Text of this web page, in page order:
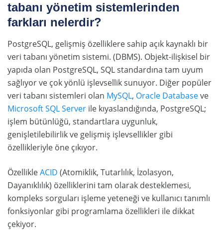
tabanı yönetim sistemlerinden
farkları nelerdir?
PostgreSQL, gelişmiş özelliklere sahip açık kaynaklı bir
veri tabanı yönetim sistemi. (DBMS). Objekt-ilişkisel bir
yapıda olan PostgreSQL, SQL standardına tam uyum
sağlıyor ve çok yönlü işlevsellik sunuyor. Diğer popüler
veri tabanı sistemleri olan MySQL, Oracle Databaseve
Microsoft SQL Server ile kıyaslandığında, PostgreSQL;
işlem bütünlüğü, standartlara uygunluk,
genişletilebilirlik ve gelişmiş işlevsellikler gibi
özellikleriyle öne çıkıyor.
ÖzellikleACID (Atomiklik, Tutarlılık, İzolasyon,
Dayanıklılık) özelliklerini tam olarak desteklemesi,
kompleks sorguları işleme yeteneği ve kullanıcı tanımlı
fonksiyonlar gibi programlama özellikleri ile dikkat
çekiyor.